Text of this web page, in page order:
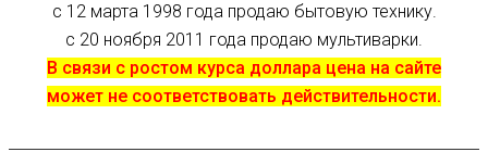
с 12 марта 1998 года продаю бытовую технику.
с 20 ноября 2011 года продаю мультиварки.
В связи с ростом курса доллара цена на сайте
может не соответствовать действительности.